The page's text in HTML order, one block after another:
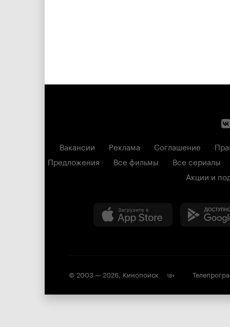
Вакансии Реклама Соглашение
Предложения
Все фильмы
Все сериалы
Акции и
© 2003 — 2026, Кинопоиск 18+